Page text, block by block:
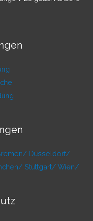
Düsseldorf/
Stuttgart/ Wien/